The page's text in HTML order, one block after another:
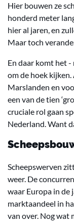
Hier bouwen ze
honderd meter
hier al jaren, en
Maar toch
En daar komt het
om de hoek
Marslanden en
een van de tien
cruciale rol gaan
Nederland. Want
Scheepswerven
weer. De
waar Europa in de
marktaandeel in
van over. Nog wat